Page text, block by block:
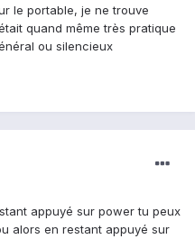
le portable, je ne trouve
quand même très pratique
ou silencieux
appuyé sur power tu peux
alors en restant appuyé sur